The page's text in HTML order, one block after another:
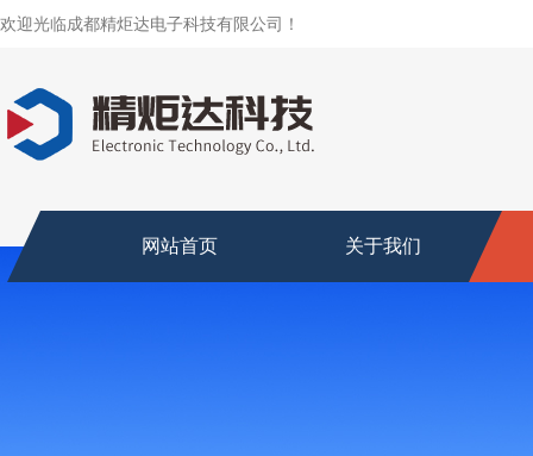
欢迎光临成都精炬达电子科技有限公司！
网站首页 关于我们